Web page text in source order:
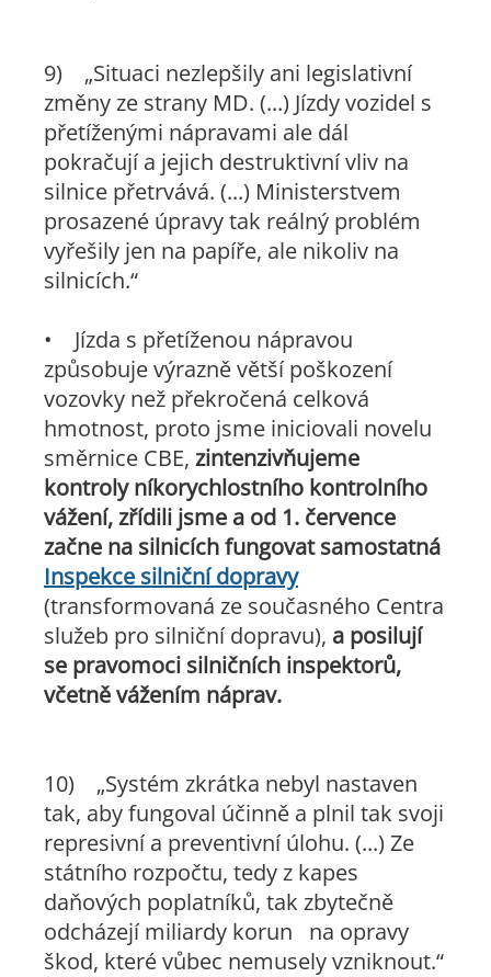
9)
„Situaci nezlepšily ani legislativní
změny ze strany MD. (...) Jízdy vozidel s
přetíženými nápravami ale dál
pokračují a jejich destruktivní vliv na
silnice přetrvává. (...) Ministerstvem
prosazené úpravy tak reálný problém
vyřešily jen na papíře, ale nikoliv na
silnicích.“
• Jízda s přetíženou nápravou
způsobuje výrazně větší poškození
vozovky než překročená celková
hmotnost, proto jsme iniciovali novelu
směrnice CBE, zintenzivňujeme
kontroly níkorychlostního kontrolního
vážení, zřídili jsme a od 1. července
začne na silnicích fungovat samostatná
Inspekce silniční dopravy
(transformovaná ze současného Centra
služeb pro silniční dopravu), a posilují
se pravomoci silničních inspektorů,
včetně vážením náprav.
10) „Systém zkrátka nebyl nastaven
tak, aby fungoval účinně a plnil tak svoji
represivní a preventivní úlohu. (...) Ze
státního rozpočtu, tedy z kapes
daňových poplatníků, tak zbytečně
odcházejí miliardy korun na opravy
škod, které vůbec nemusely vzniknout.“